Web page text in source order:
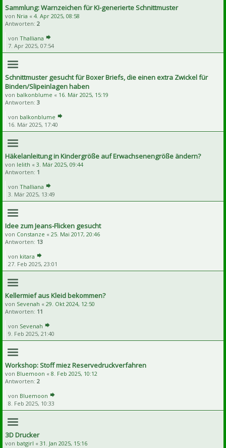
Sammlung: Warnzeichen für KI-generierte Schnittmuster
von Nria « 4. Apr 2025, 08:58
Antworten: 2
von Thalliana
7. Apr 2025, 07:54
Schnittmuster gesucht für Boxer Briefs, die einen extra Zwickel für
Binden/Slipeinlagen haben
von balkonblume « 16. Mär 2025, 15:19
Antworten: 3
von balkonblume
16. Mär 2025, 17:40
Häkelanleitung in Kindergröße auf Erwachsenengröße ändern?
von lelith « 3. Mär 2025, 09:44
Antworten: 1
von Thalliana
3. Mär 2025, 13:49
Idee zum Jeans-Flicken gesucht
von Constanze « 25. Mai 2017, 20:46
Antworten: 13
von kitara
27. Feb 2025, 23:01
Kellermief aus Kleid bekommen?
von Sevenah « 29. Okt 2024, 12:50
Antworten: 11
von Sevenah
9. Feb 2025, 21:40
Workshop: Stoff miez Reservedruckverfahren
von Bluemoon « 8. Feb 2025, 10:12
Antworten: 2
von Bluemoon
8. Feb 2025, 10:33
3D Drucker
von batgirl « 31. Jan 2025, 15:16